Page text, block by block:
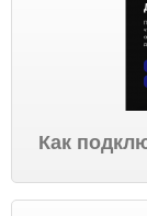
Как